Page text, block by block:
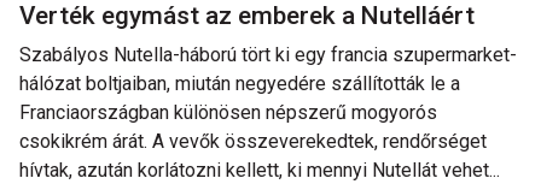
Verték egymást az emberek a Nutelláért
Szabályos Nutella-háború tört ki egy francia szupermarket-
hálózat boltjaiban, miután negyedére szállították le a
Franciaországban különösen népszerű mogyorós
csokikrém árát. A vevők összeverekedtek, rendőrséget
hívtak, azután korlátozni kellett, ki mennyi Nutellát vehet...